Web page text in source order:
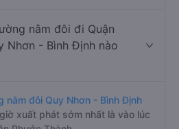
nằm đôi đi Quận
Nhơn - Bình Định nào
nằm đôi Quy Nhơn - Bình Định
xuất phát sớm nhất là vào lúc